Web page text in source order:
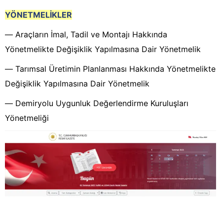
YÖNETMELİKLER
–– Araçların İmal, Tadil ve Montajı Hakkında
Yönetmelikte Değişiklik Yapılmasına Dair Yönetmelik
–– Tarımsal Üretimin Planlanması Hakkında Yönetmelikte
Değişiklik Yapılmasına Dair Yönetmelik
–– Demiryolu Uygunluk Değerlendirme Kuruluşları
Yönetmeliği